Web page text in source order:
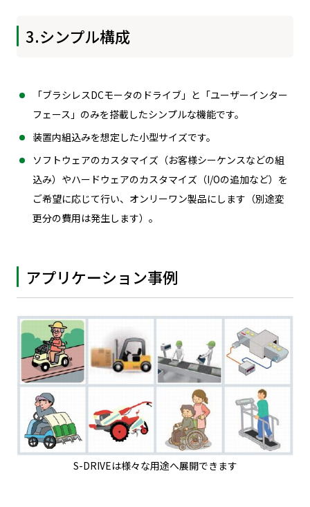
3.シンプル構成
「ブラシレスDCモータのドライブ」と「ユーザーインター
フェース」のみを搭載したシンプルな機能です。
装置内組込みを想定した小型サイズです。
ソフトウェアのカスタマイズ（お客様シーケンスなどの組
込み）やハードウェアのカスタマイズ（I/Oの追加など）を
ご希望に応じて行い、オンリーワン製品にします（別途変
更分の費用は発生します）。
アプリケーション事例
S-DRIVEは様々な用途へ展開できます